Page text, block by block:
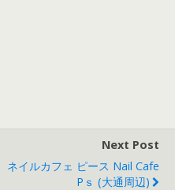
Next Post
ネイルカフェ ピース Nail Cafe
Pｓ (大通周辺)